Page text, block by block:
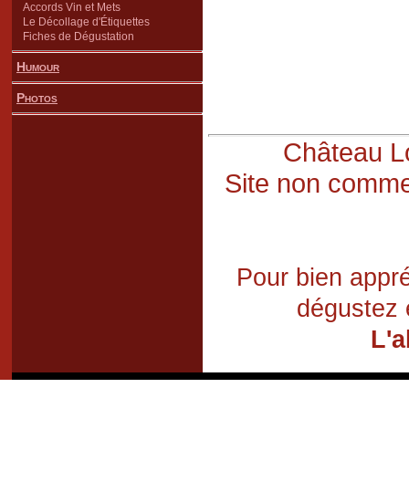
Accords Vin et Mets
Le Décollage d'Étiquettes
Fiches de Dégustation
Humour
Photos
Château
Site non
Pour bien
dégustez